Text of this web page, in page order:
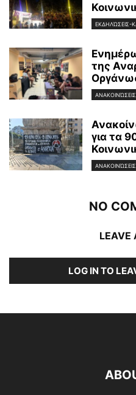
ΕΚΔΗΛΏΣΕΙΣ-
της
για τα
ΑΝΑΚΟΙΝΏΣΕΙΣ
NO
LEAVE
LOG IN TO